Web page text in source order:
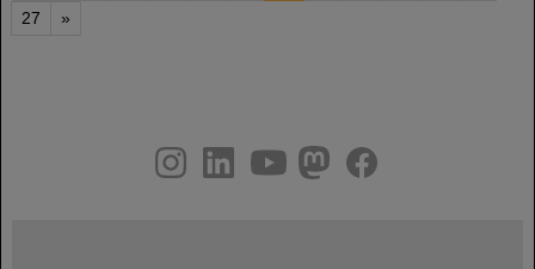
27
»
youtube
helmholtz.social
facebook